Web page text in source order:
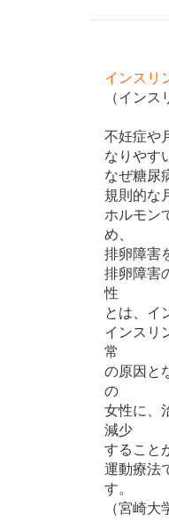
インスリ
（イン
不妊症や
なりやす
なぜ糖尿
規則的な
ホルモン
め、
排卵障害
排卵障害
性
とは、イ
インスリ
常
の原因と
の
女性に、
減少
すること
運動療法
す。
（宮